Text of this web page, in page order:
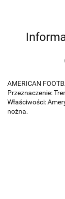
AMERICAN
Przeznaczenie:
Właściwości:
nożna.